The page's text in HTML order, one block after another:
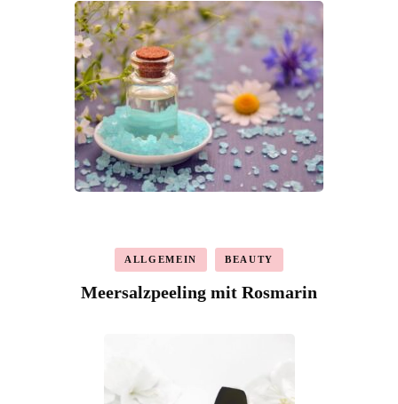
ALLGEMEIN BEAUTY
Meersalzpeeling mit Rosmarin